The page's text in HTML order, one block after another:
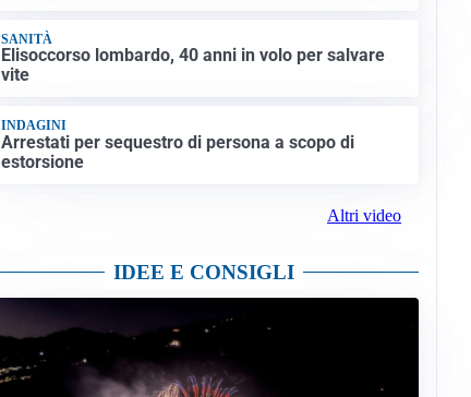
SANITÀ
Elisoccorso lombardo, 40 anni in volo per salvare
vite
INDAGINI
Arrestati per sequestro di persona a scopo di
estorsione
Altri video
IDEE E CONSIGLI